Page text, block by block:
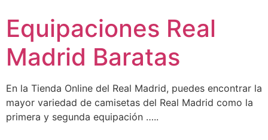
contenido
Equipaciones Real
Madrid Baratas
En la Tienda Online del Real Madrid, puedes encontrar la
mayor variedad de camisetas del Real Madrid como la
primera y segunda equipación …..